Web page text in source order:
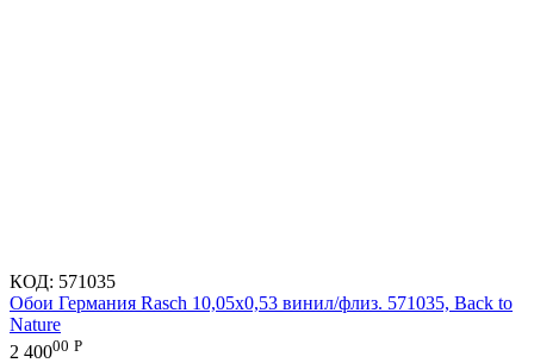
КОД: 571035
Обои Германия Rasch 10,05x0,53 винил/флиз. 571035, Back to
Nature
2 40000 Р